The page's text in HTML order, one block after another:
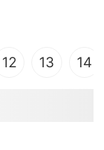
12 13 14